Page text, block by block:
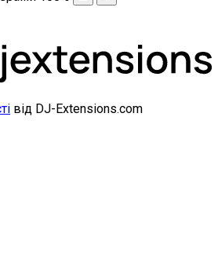
від DJ-Extensions.com